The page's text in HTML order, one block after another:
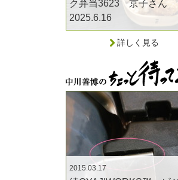
ク弁当3623 京子さん
2025.6.16
詳しく見る
2015.03.17